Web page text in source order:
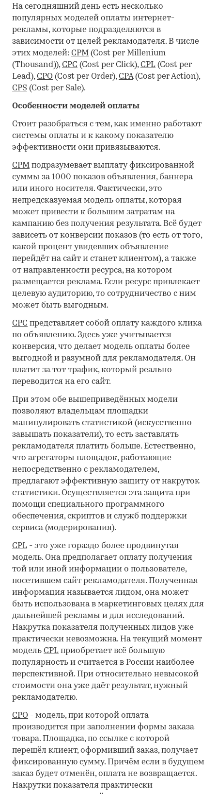
На сегодняшний день есть несколько
популярных моделей оплаты интернет-
рекламы, которые подразделяются в
зависимости от целей рекламодателя. В числе
этих моделей: CPM (Cost per Millenium
(Thousand)),CPC (Cost per Click),CPL (Cost per
Lead),CPO (Cost per Order),CPA(Cost per Action),
CPS (Cost per Sale).
Особенности моделей оплаты
Стоит разобраться с тем, как именно работают
системы оплаты и к какому показателю
эффективности они привязываются.
CPM подразумевает выплату фиксированной
суммы за 1000 показов объявления, баннера
или иного носителя. Фактически, это
непредсказуемая модель оплаты, которая
может привести к большим затратам на
кампанию без получения результата. Всё будет
зависеть от конверсии показов (то есть от того,
какой процент увидевших объявление
перейдёт на сайт и станет клиентом), а также
от направленности ресурса, на котором
размещается реклама. Если ресурс привлекает
целевую аудиторию, то сотрудничество с ним
может быть выгодным.
CPC представляет собой оплату каждого клика
по объявлению. Здесь уже учитывается
конверсия, что делает модель оплаты более
выгодной и разумной для рекламодателя. Он
платит за тот трафик, который реально
переводится на его сайт.
При этом обе вышеприведённых модели
позволяют владельцам площадки
манипулировать статистикой (искусственно
завышать показатели), то есть заставлять
рекламодателя платить больше. Естественно,
что агрегаторы площадок, работающие
непосредственно с рекламодателем,
предлагают эффективную защиту от накруток
статистики. Осуществляется эта защита при
помощи специального программного
обеспечения, скриптов и служб поддержки
сервиса (модерирования).
CPL - это уже гораздо более продвинутая
модель. Она предполагает оплату получения
той или иной информации о пользователе,
посетившем сайт рекламодателя. Полученная
информация называется лидом, она может
быть использована в маркетинговых целях для
дальнейшей рекламы и для исследований.
Накрутка показателя полученных лидов уже
практически невозможна. На текущий момент
модель CPL приобретает всё большую
популярность и считается в России наиболее
перспективной. При относительно невысокой
стоимости она уже даёт результат, нужный
рекламодателю.
CPO - модель, при которой оплата
производится при заполнении формы заказа
товара. Площадка, по ссылке с которой
перешёл клиент, оформивший заказ, получает
фиксированную сумму. Причём если в будущем
заказ будет отменён, оплата не возвращается.
Накрутки показателя практически